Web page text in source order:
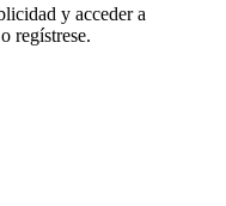
y acceder a
regístrese.